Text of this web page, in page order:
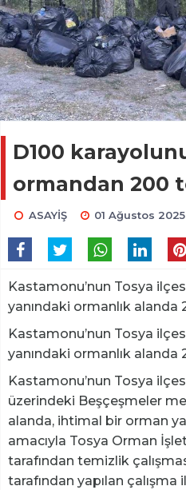
D100
ormandan 200
ASAYİŞ 01 Ağustos
Kastamonu’nun Tosya
yanındaki ormanlık
Kastamonu’nun Tosya
yanındaki ormanlık
Kastamonu’nun Tosya
üzerindeki Beşçeşmeler
alanda, ihtimal bir orman
amacıyla Tosya Orman
tarafından temizlik
tarafından yapılan çalışma